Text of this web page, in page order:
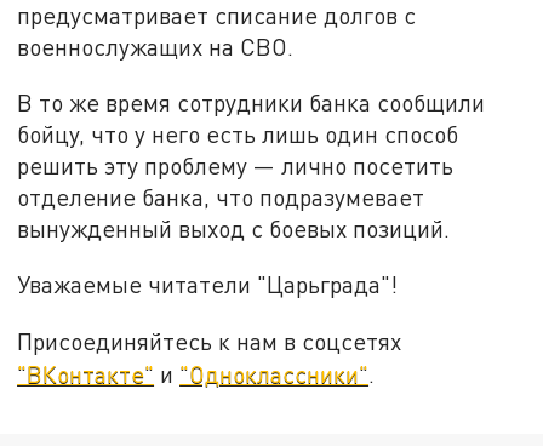
предусматривает списание долгов с
военнослужащих на СВО.
В то же время сотрудники банка сообщили
бойцу, что у него есть лишь один способ
решить эту проблему — лично посетить
отделение банка, что подразумевает
вынужденный выход с боевых позиций.
Уважаемые читатели "Царьграда"!
Присоединяйтесь к нам в соцсетях
"ВКонтакте" и "Одноклассники"